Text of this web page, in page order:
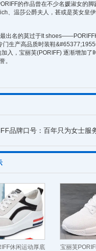
的作品曾在不少名媛淑女的
、温莎公爵夫人，甚或是英女皇
出名的莫过于It
门生产高品质时装鞋
入，宝丽芙(PORIFF) 逐渐增加了
。
品牌口号：百年只为女士服
休闲运动厚底 宝丽芙